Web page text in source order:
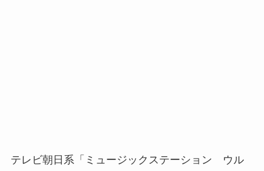
テレビ朝日系「ミュージックステーション ウル